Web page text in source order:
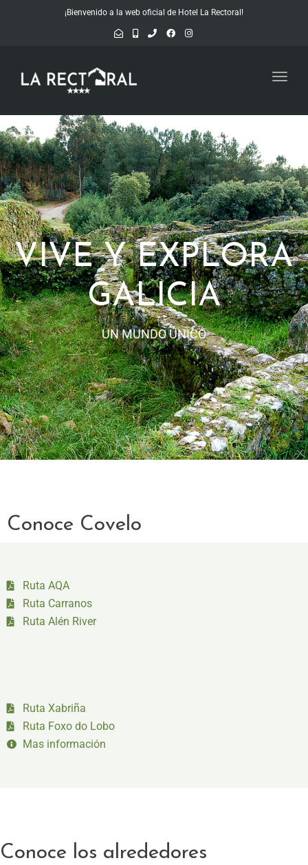
¡Bienvenido a la web oficial de Hotel La Rectoral!
VIVE Y EXPLORA
GALICIA
Conoce Covelo
Ruta AQA
Ruta Carranos
Ruta Alén River
Ruta Xabriña
Ruta Foxo do Lobo
Mas información
Conoce los alrededores